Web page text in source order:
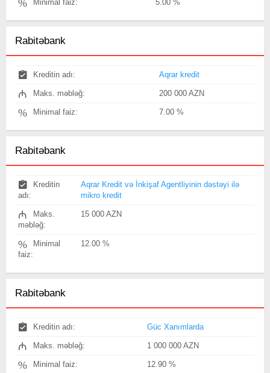
% Minimal faiz: 5.00 %
Rabitəbank
Kreditin adı: Aqrar kredit
₼ Maks. məbləğ: 200 000 AZN
% Minimal faiz: 7.00 %
Rabitəbank
Kreditin
adı:
Aqrar Kredit və İnkişaf Agentliyinin dəstəyi ilə
mikro kredit
₼
Maks.
məbləğ:
15 000 AZN
%
Minimal
faiz:
12.00 %
Rabitəbank
Kreditin adı: Güc Xanımlarda
₼ Maks. məbləğ: 1 000 000 AZN
% Minimal faiz: 12.90 %